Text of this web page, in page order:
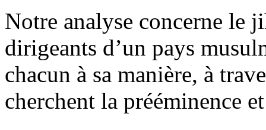
Notre analyse concerne le
dirigeants d’un pays
chacun à sa manière, à
cherchent la prééminence